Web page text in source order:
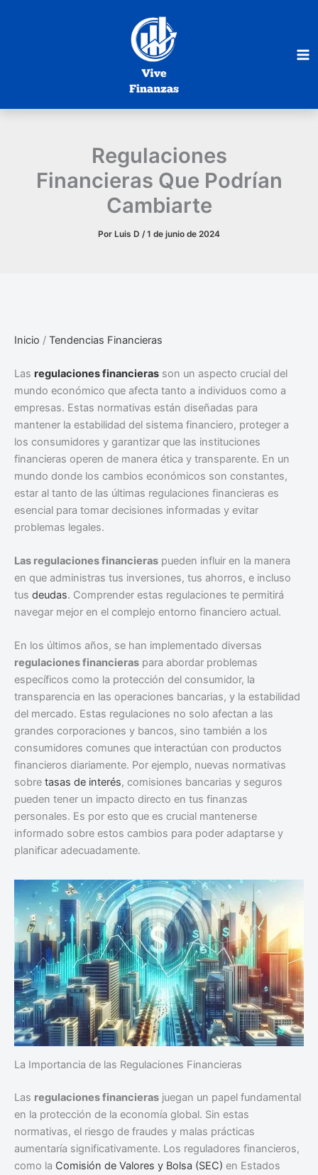
Regulaciones
Financieras Que Podrían
Cambiarte
Por Luis D /1 de junio de 2024
Inicio / Tendencias Financieras
Las regulaciones financieras son un aspecto crucial del
mundo económico que afecta tanto a individuos como a
empresas. Estas normativas están diseñadas para
mantener la estabilidad del sistema financiero, proteger a
los consumidores y garantizar que las instituciones
financieras operen de manera ética y transparente. En un
mundo donde los cambios económicos son constantes,
estar al tanto de las últimas regulaciones financieras es
esencial para tomar decisiones informadas y evitar
problemas legales.
Las regulaciones financieras pueden influir en la manera
en que administras tus inversiones, tus ahorros, e incluso
tus deudas. Comprender estas regulaciones te permitirá
navegar mejor en el complejo entorno financiero actual.
En los últimos años, se han implementado diversas
regulaciones financieras para abordar problemas
específicos como la protección del consumidor, la
transparencia en las operaciones bancarias, y la estabilidad
del mercado. Estas regulaciones no solo afectan a las
grandes corporaciones y bancos, sino también a los
consumidores comunes que interactúan con productos
financieros diariamente. Por ejemplo, nuevas normativas
sobre tasas de interés, comisiones bancarias y seguros
pueden tener un impacto directo en tus finanzas
personales. Es por esto que es crucial mantenerse
informado sobre estos cambios para poder adaptarse y
planificar adecuadamente.
La Importancia de las Regulaciones Financieras
Las regulaciones financieras juegan un papel fundamental
en la protección de la economía global. Sin estas
normativas, el riesgo de fraudes y malas prácticas
aumentaría significativamente. Los reguladores financieros,
como la Comisión de Valores y Bolsa (SEC) en Estados